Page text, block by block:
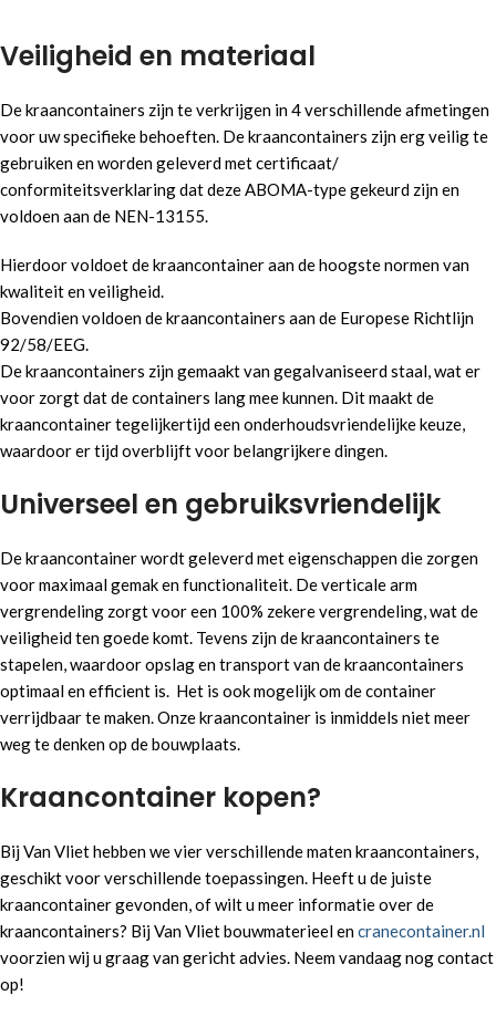
Veiligheid en materiaal
De kraancontainers zijn te verkrijgen in 4 verschillende afmetingen
voor uw specifieke behoeften. De kraancontainers zijn erg veilig te
gebruiken en worden geleverd met certificaat/
conformiteitsverklaring dat deze ABOMA-type gekeurd zijn en
voldoen aan de NEN-13155.
Hierdoor voldoet de kraancontainer aan de hoogste normen van
kwaliteit en veiligheid.
Bovendien voldoen de kraancontainers aan de Europese Richtlijn
92/58/EEG.
De kraancontainers zijn gemaakt van gegalvaniseerd staal, wat er
voor zorgt dat de containers lang mee kunnen. Dit maakt de
kraancontainer tegelijkertijd een onderhoudsvriendelijke keuze,
waardoor er tijd overblijft voor belangrijkere dingen.
Universeel en gebruiksvriendelijk
De kraancontainer wordt geleverd met eigenschappen die zorgen
voor maximaal gemak en functionaliteit. De verticale arm
vergrendeling zorgt voor een 100% zekere vergrendeling, wat de
veiligheid ten goede komt. Tevens zijn de kraancontainers te
stapelen, waardoor opslag en transport van de kraancontainers
optimaal en efficient is. Het is ook mogelijk om de container
verrijdbaar te maken. Onze kraancontainer is inmiddels niet meer
weg te denken op de bouwplaats.
Kraancontainer kopen?
Bij Van Vliet hebben we vier verschillende maten kraancontainers,
geschikt voor verschillende toepassingen. Heeft u de juiste
kraancontainer gevonden, of wilt u meer informatie over de
kraancontainers? Bij Van Vliet bouwmaterieel encranecontainer.nl
voorzien wij u graag van gericht advies. Neem vandaag nog contact
op!